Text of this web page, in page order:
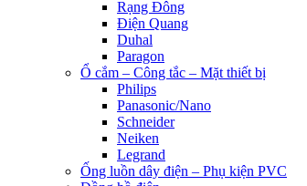
Rạng Đông
Điện Quang
Duhal
Paragon
Ổ cắm – Công tắc – Mặt thiết bị
Philips
Panasonic/Nano
Schneider
Neiken
Legrand
Ống luồn dây điện – Phụ kiện PVC